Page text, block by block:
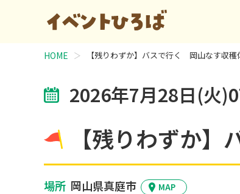
HOME 【残りわずか】バスで行く 岡山なす収穫
2026年7月28日(火
【残りわずか
場所 岡山県真庭市 MAP